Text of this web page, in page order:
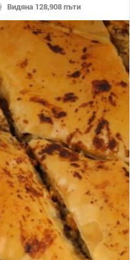
Видяна 128,908 пъти